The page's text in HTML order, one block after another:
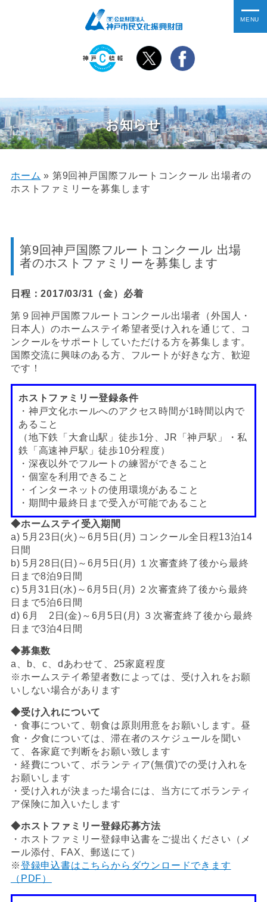
お知らせ
ホーム » 第9回神戸国際フルートコンクール 出場者の
ホストファミリーを募集します
第9回神戸国際フルートコンクール 出場
者のホストファミリーを募集します
日程：2017/03/31（金）必着
第９回神戸国際フルートコンクール出場者（外国人・
日本人）のホームステイ希望者受け入れを通じて、コ
ンクールをサポートしていただける方を募集します。
国際交流に興味のある方、フルートが好きな方、歓迎
です！
ホストファミリー登録条件
・神戸文化ホールへのアクセス時間が1時間以内で
あること
（地下鉄「大倉山駅」徒歩1分、JR「神戸駅」・私
鉄「高速神戸駅」徒歩10分程度）
・深夜以外でフルートの練習ができること
・個室を利用できること
・インターネットの使用環境があること
・期間中最終日まで受入が可能であること
◆ホームステイ受入期間
a) 5月23日(火)～6月5日(月) コンクール全日程13泊14
日間
b) 5月28日(日)～6月5日(月) １次審査終了後から最終
日まで8泊9日間
c) 5月31日(水)～6月5日(月) ２次審査終了後から最終
日まで5泊6日間
d) 6月 2日(金)～6月5日(月) ３次審査終了後から最終
日まで3泊4日間
◆募集数
a、b、c、dあわせて、25家庭程度
※ホームステイ希望者数によっては、受け入れをお願
いしない場合があります
◆受け入れについて
・食事について、朝食は原則用意をお願いします。昼
食・夕食については、滞在者のスケジュールを聞い
て、各家庭で判断をお願い致します
・経費について、ボランティア(無償)での受け入れを
お願いします
・受け入れが決まった場合には、当方にてボランティ
ア保険に加入いたします
◆ホストファミリー登録応募方法
・ホストファミリー登録申込書をご提出ください（メ
ール添付、FAX、郵送にて）
※登録申込書はこちらからダウンロードできます
（PDF）